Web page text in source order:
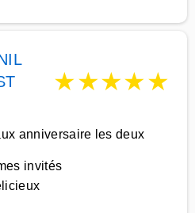
★★★★★
anniversaire les deux
invités